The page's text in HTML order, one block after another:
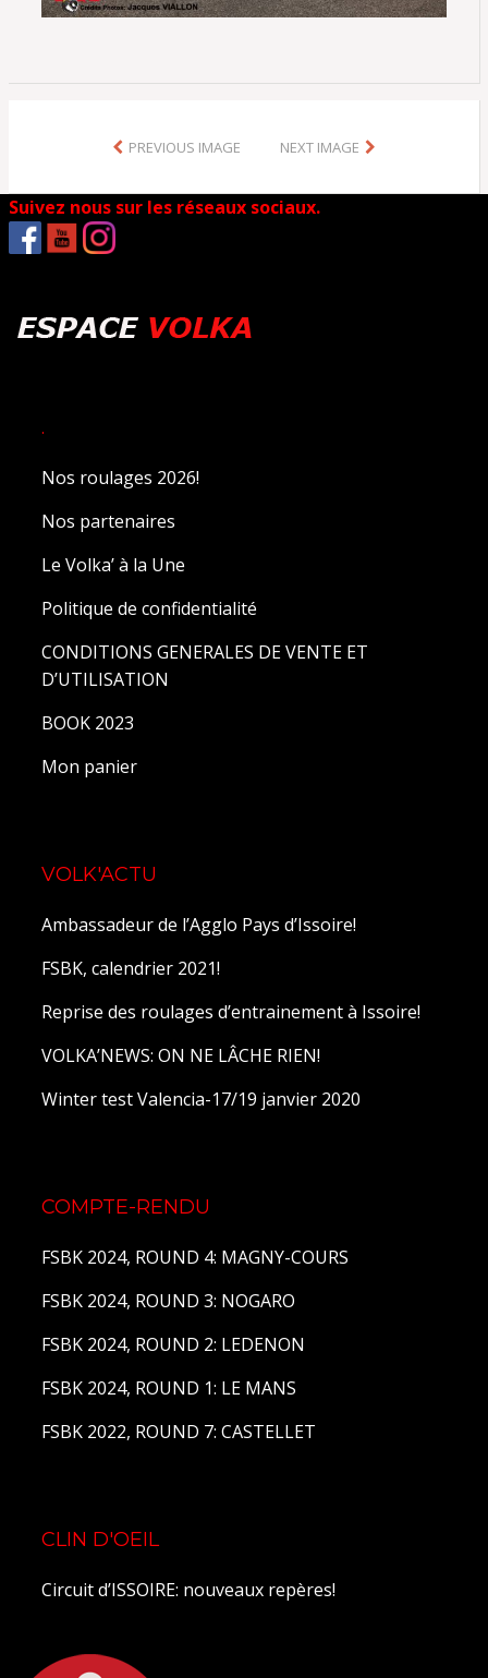
PREVIOUS IMAGE NEXT IMAGE
Suivez nous sur les réseaux sociaux.
.
Nos roulages 2026!
Nos partenaires
Le Volka’ à la Une
Politique de confidentialité
CONDITIONS GENERALES DE VENTE ET
D’UTILISATION
BOOK 2023
Mon panier
VOLK'ACTU
Ambassadeur de l’Agglo Pays d’Issoire!
FSBK, calendrier 2021!
Reprise des roulages d’entrainement à Issoire!
VOLKA’NEWS: ON NE LÂCHE RIEN!
Winter test Valencia-17/19 janvier 2020
COMPTE-RENDU
FSBK 2024, ROUND 4: MAGNY-COURS
FSBK 2024, ROUND 3: NOGARO
FSBK 2024, ROUND 2: LEDENON
FSBK 2024, ROUND 1: LE MANS
FSBK 2022, ROUND 7: CASTELLET
CLIN D'OEIL
Circuit d’ISSOIRE: nouveaux repères!